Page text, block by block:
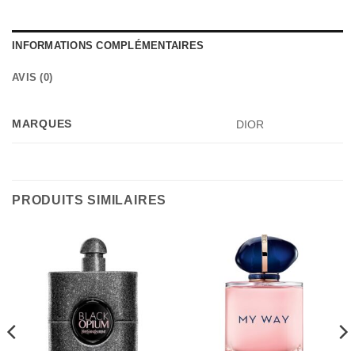
INFORMATIONS COMPLÉMENTAIRES
AVIS (0)
MARQUES DIOR
PRODUITS SIMILAIRES